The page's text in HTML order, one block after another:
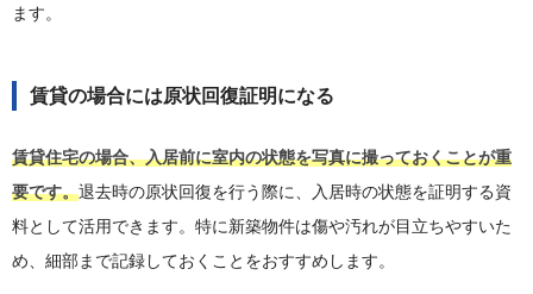
ます。
賃貸の場合には原状回復証明になる
賃貸住宅の場合、入居前に室内の状態を写真に撮っておくことが重
要です。退去時の原状回復を行う際に、入居時の状態を証明する資
料として活用できます。特に新築物件は傷や汚れが目立ちやすいた
め、細部まで記録しておくことをおすすめします。